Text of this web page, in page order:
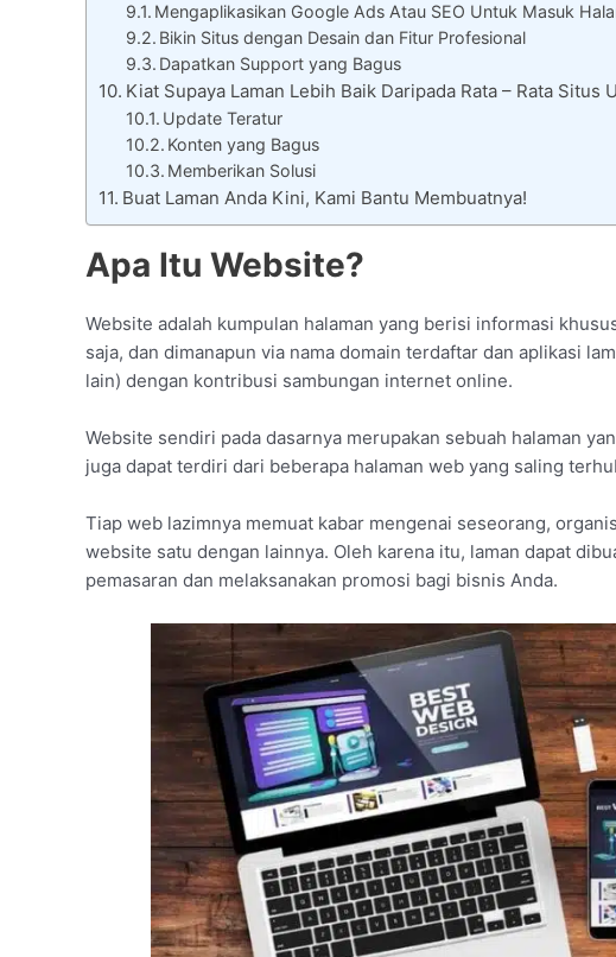
Mengaplikasikan Google Ads Atau SEO Untuk Masuk
Bikin Situs dengan Desain dan Fitur Profesional
Dapatkan Support yang Bagus
Kiat Supaya Laman Lebih Baik Daripada Rata – Rata Situs
Update Teratur
Konten yang Bagus
Memberikan Solusi
Buat Laman Anda Kini, Kami Bantu Membuatnya!
Apa Itu Website?
Website adalah kumpulan halaman yang berisi informasi
saja, dan dimanapun via nama domain terdaftar dan aplikasi
lain) dengan kontribusi sambungan internet online.
Website sendiri pada dasarnya merupakan sebuah halaman
juga dapat terdiri dari beberapa halaman web yang saling
Tiap web lazimnya memuat kabar mengenai seseorang,
website satu dengan lainnya. Oleh karena itu, laman dapat
pemasaran dan melaksanakan promosi bagi bisnis Anda.